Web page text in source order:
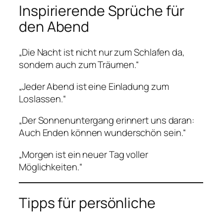
Inspirierende Sprüche für
den Abend
„Die Nacht ist nicht nur zum Schlafen da,
sondern auch zum Träumen.“
„Jeder Abend ist eine Einladung zum
Loslassen.“
„Der Sonnenuntergang erinnert uns daran:
Auch Enden können wunderschön sein.“
„Morgen ist ein neuer Tag voller
Möglichkeiten.“
Tipps für persönliche